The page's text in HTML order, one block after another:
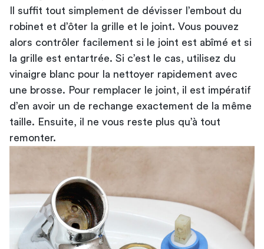
Il suffit tout simplement de dévisser l’embout du
robinet et d’ôter la grille et le joint. Vous pouvez
alors contrôler facilement si le joint est abîmé et si
la grille est entartrée. Si c’est le cas, utilisez du
vinaigre blanc pour la nettoyer rapidement avec
une brosse. Pour remplacer le joint, il est impératif
d’en avoir un de rechange exactement de la même
taille. Ensuite, il ne vous reste plus qu’à tout
remonter.